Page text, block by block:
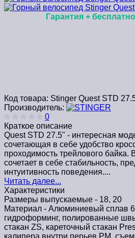
Гарантия +
Код товара: Stinger Quest STD
Производитель:
0
Краткое описание
Quest STD 27.5" - интересная
сочетающая в себе удобство
проходимость трейлового байка.
сочетает в себе стабильность,
интуитивность поведения....
Читать далее...
Характеристики
Размеры выпускаемые - 18, 20
Материал - Алюминиевый сплав
гидроформинг, полированные
стакан ZS, кареточный стакан
калипера внутри перьев PM,